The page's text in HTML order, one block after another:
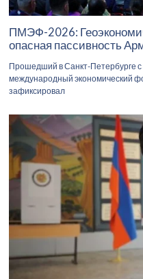
ПМЭФ-2026:
опасная пассивность
Прошедший в Санкт-Петербурге с
международный экономический
зафиксировал